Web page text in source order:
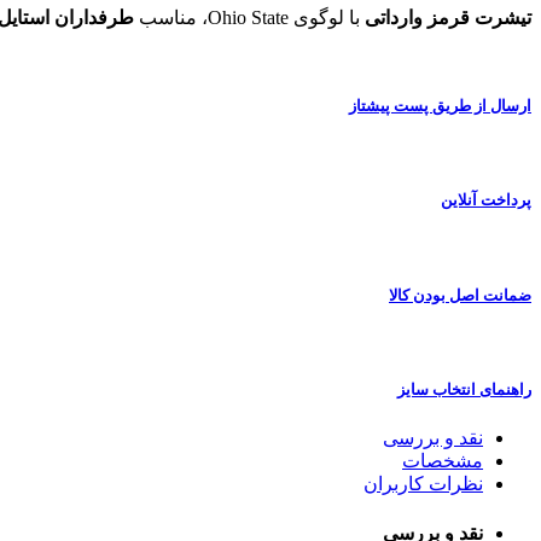
تیشرت قرمز وارداتی با لوگوی Ohio State، مناسب طرفداران
ارسال از طریق پست پیشتاز
پرداخت آنلاین
ضمانت اصل بودن کالا
راهنمای انتخاب سایز
نقد و بررسی
مشخصات
نظرات کاربران
نقد و بررسی